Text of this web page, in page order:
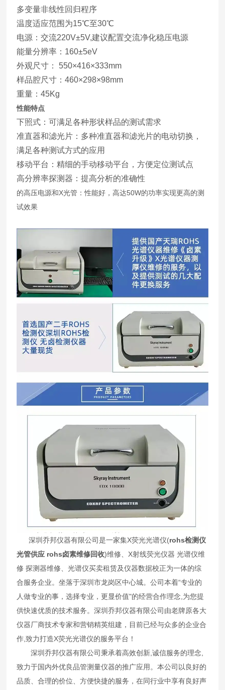
多变量非线性回归程序
温度适应范围为15℃至30℃
电源：交流220V±5V,建议配置交流净化稳压电源
能量分辨率：160±5eV
外观尺寸： 550×416×333mm
样品腔尺寸：460×298×98mm
重量：45Kg
性能特点
下照式：可满足各种形状样品的测试需求
准直器和滤光片：多种准直器和滤光片的电动切换，
满足各种测试方式的应用
移动平台：精细的手动移动平台，方便定位测试点
高分辨率探测器：提高分析的准确性
的高压电源和X光管：性能好，高达50W的功率实现更高的测
试效果
深圳乔邦仪器有限公司是一家集X荧光光谱仪(rohs检测仪
光管供应 rohs卤素维修回收)维修、X射线荧光仪器 光谱仪维
修 探测器维修、光谱仪买卖租赁及仪器数据校正为一体的综
合服务企业。坐落于深圳市龙岗区中心城。公司本着“专业的
人做专业的事，选择专业，更显价值"的经营合作理念,为您提
供快速优质的技术服务。深圳乔邦仪器有限公司由老牌原各大
仪器厂商技术专家和营销精英组建，目前已经与众多的企业合
作,致力打造X荧光光谱仪的服务平台！
深圳乔邦仪器有限公司秉承着高效创新,诚信服务的理念,
致力于国内外优良品管测量仪器的推广应用。本公司以良好的
品质、合理的价位、方便快捷的服务，在同行业中享有良好声